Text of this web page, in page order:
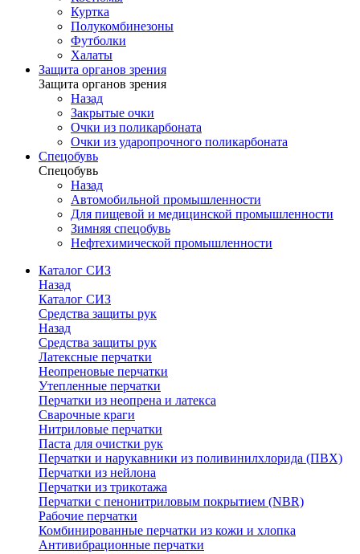
Куртка
Полукомбинезоны
Футболки
Халаты
Защита органов зрения
Защита органов зрения
Назад
Закрытые очки
Очки из поликарбоната
Очки из ударопрочного поликарбоната
Спецобувь
Спецобувь
Назад
Автомобильной промышленности
Для пищевой и медицинской промышленности
Зимняя спецобувь
Нефтехимической промышленности
Каталог СИЗ
Назад
Каталог СИЗ
Средства защиты рук
Назад
Средства защиты рук
Латексные перчатки
Неопреновые перчатки
Утепленные перчатки
Перчатки из неопрена и латекса
Сварочные краги
Нитриловые перчатки
Паста для очистки рук
Перчатки и нарукавники из поливинилхлорида (ПВХ)
Перчатки из нейлона
Перчатки из трикотажа
Перчатки с пенонитриловым покрытием (NBR)
Рабочие перчатки
Комбинированные перчатки из кожи и хлопка
Антивибрационные перчатки